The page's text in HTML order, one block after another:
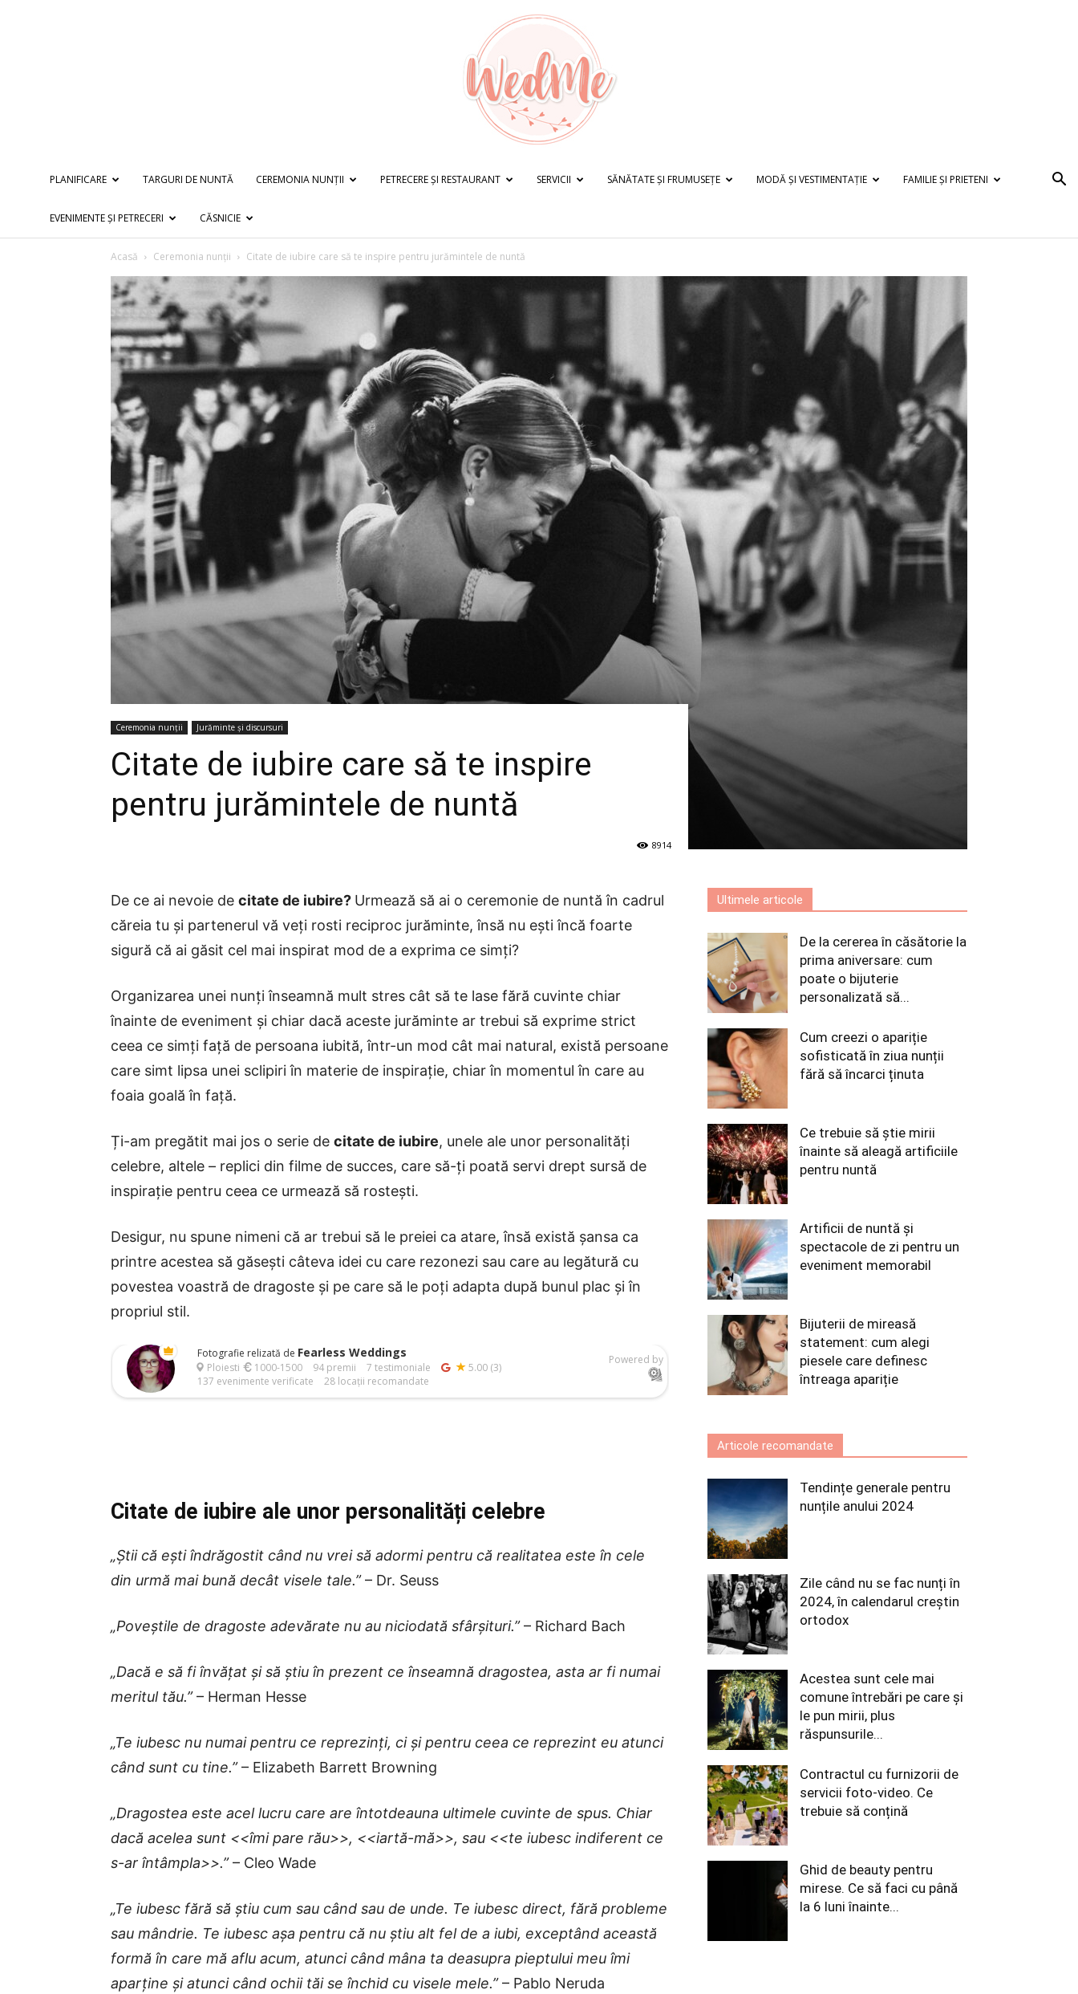
PLANIFICARE TARGURI DE NUNTĂ CEREMONIA NUNȚII PETRECERE ȘI RESTAURANT SERVICII SĂNĂTATE ȘI FRUMUSEȚE MODĂ ȘI VESTIMENTAȚIE FAMILIE ȘI PRIETENI
EVENIMENTE ȘI PETRECERI CĂSNICIE
Acasă Ceremonia nunții Citate de iubire care să te inspire pentru jurămintele de nuntă
Ceremonia nunții Jurăminte și discursuri
Citate de iubire care să te inspire
pentru jurămintele de nuntă
8914
De ce ai nevoie de citate de iubire? Urmează să ai o ceremonie de nuntă în cadrul
căreia tu și partenerul vă veți rosti reciproc jurăminte, însă nu ești încă foarte
sigură că ai găsit cel mai inspirat mod de a exprima ce simți?
Organizarea unei nunți înseamnă mult stres cât să te lase fără cuvinte chiar
înainte de eveniment și chiar dacă aceste jurăminte ar trebui să exprime strict
ceea ce simți față de persoana iubită, într-un mod cât mai natural, există persoane
care simt lipsa unei sclipiri în materie de inspirație, chiar în momentul în care au
foaia goală în față.
Ți-am pregătit mai jos o serie de citate de iubire, unele ale unor personalități
celebre, altele – replici din filme de succes, care să-ți poată servi drept sursă de
inspirație pentru ceea ce urmează să rostești.
Desigur, nu spune nimeni că ar trebui să le preiei ca atare, însă există șansa ca
printre acestea să găsești câteva idei cu care rezonezi sau care au legătură cu
povestea voastră de dragoste și pe care să le poți adapta după bunul plac și în
propriul stil.
Citate de iubire ale unor personalități celebre
„Știi că ești îndrăgostit când nu vrei să adormi pentru că realitatea este în cele
din urmă mai bună decât visele tale.”– Dr. Seuss
„Poveștile de dragoste adevărate nu au niciodată sfârșituri.”– Richard Bach
„Dacă e să fi învățat și să știu în prezent ce înseamnă dragostea, asta ar fi numai
meritul tău.”– Herman Hesse
„Te iubesc nu numai pentru ce reprezinți, ci și pentru ceea ce reprezint eu atunci
când sunt cu tine.”– Elizabeth Barrett Browning
„Dragostea este acel lucru care are întotdeauna ultimele cuvinte de spus. Chiar
dacă acelea sunt <<îmi pare rău>>, <<iartă-mă>>, sau <<te iubesc indiferent ce
s-ar întâmpla>>.”– Cleo Wade
„Te iubesc fără să știu cum sau când sau de unde. Te iubesc direct, fără probleme
sau mândrie. Te iubesc așa pentru că nu știu alt fel de a iubi, exceptând această
formă în care mă aflu acum, atunci când mâna ta deasupra pieptului meu îmi
aparține și atunci când ochii tăi se închid cu visele mele.”– Pablo Neruda
Ultimele articole
De la cererea în căsătorie la
prima aniversare: cum
poate o bijuterie
personalizată să...
Cum creezi o apariție
sofisticată în ziua nunții
fără să încarci ținuta
Ce trebuie să știe mirii
înainte să aleagă artificiile
pentru nuntă
Artificii de nuntă și
spectacole de zi pentru un
eveniment memorabil
Bijuterii de mireasă
statement: cum alegi
piesele care definesc
întreaga apariție
Articole recomandate
Tendințe generale pentru
nunțile anului 2024
Zile când nu se fac nunți în
2024, în calendarul creștin
ortodox
Acestea sunt cele mai
comune întrebări pe care și
le pun mirii, plus
răspunsurile...
Contractul cu furnizorii de
servicii foto-video. Ce
trebuie să conțină
Ghid de beauty pentru
mirese. Ce să faci cu până
la 6 luni înainte...